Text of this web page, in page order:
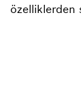
özelliklerden